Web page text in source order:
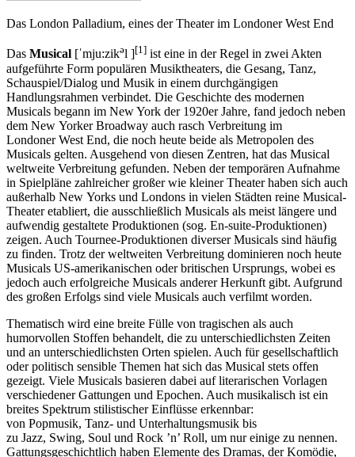
Das London Palladium, eines der Theater im Londoner West End
Das Musical [ˈmju:zikəl ] [1] ist eine in der Regel in zwei Akten
aufgeführte Form populären Musiktheaters, die Gesang, Tanz,
Schauspiel/Dialog und Musik in einem durchgängigen
Handlungsrahmen verbindet. Die Geschichte des modernen
Musicals begann im New York der 1920er Jahre, fand jedoch neben
dem New Yorker Broadway auch rasch Verbreitung im
Londoner West End, die noch heute beide als Metropolen des
Musicals gelten. Ausgehend von diesen Zentren, hat das Musical
weltweite Verbreitung gefunden. Neben der temporären Aufnahme
in Spielpläne zahlreicher großer wie kleiner Theater haben sich auch
außerhalb New Yorks und Londons in vielen Städten reine Musical-
Theater etabliert, die ausschließlich Musicals als meist längere und
aufwendig gestaltete Produktionen (sog. En-suite-Produktionen)
zeigen. Auch Tournee-Produktionen diverser Musicals sind häufig
zu finden. Trotz der weltweiten Verbreitung dominieren noch heute
Musicals US-amerikanischen oder britischen Ursprungs, wobei es
jedoch auch erfolgreiche Musicals anderer Herkunft gibt. Aufgrund
des großen Erfolgs sind viele Musicals auch verfilmt worden.
Thematisch wird eine breite Fülle von tragischen als auch
humorvollen Stoffen behandelt, die zu unterschiedlichsten Zeiten
und an unterschiedlichsten Orten spielen. Auch für gesellschaftlich
oder politisch sensible Themen hat sich das Musical stets offen
gezeigt. Viele Musicals basieren dabei auf literarischen Vorlagen
verschiedener Gattungen und Epochen. Auch musikalisch ist ein
breites Spektrum stilistischer Einflüsse erkennbar:
von Popmusik, Tanz- und Unterhaltungsmusik bis
zu Jazz, Swing, Soul und Rock ’n’ Roll, um nur einige zu nennen.
Gattungsgeschichtlich haben Elemente des Dramas, der Komödie,